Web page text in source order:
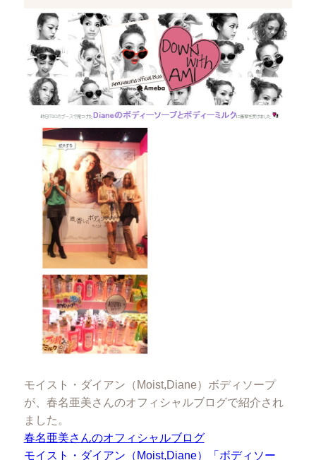
モイスト・ダイアン（Moist,Diane）ボディソープ
が、春名亜美さんのオフィシャルブログで紹介され
ました。
春名亜美さんのオフィシャルブログ
モイスト・ダイアン（Moist,Diane）「ボディソー